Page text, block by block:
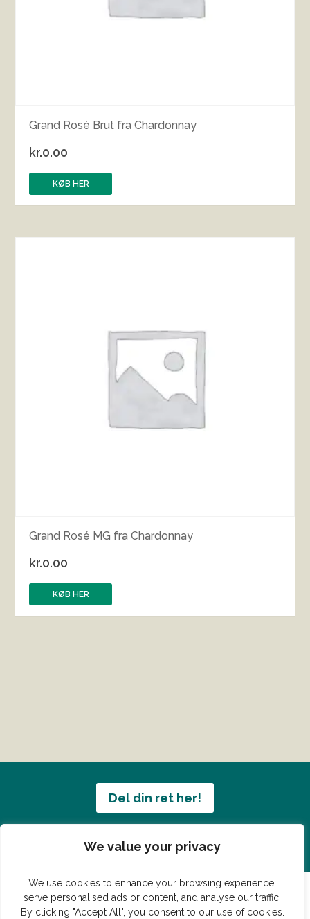
We value your privacy
We use cookies to enhance your browsing experience,
serve personalised ads or content, and analyse our traffic.
By clicking "Accept All", you consent to our use of cookies.
Grand Rosé Brut fra Chardonnay
kr.0.00
KØB HER
Grand Rosé MG fra Chardonnay
kr.0.00
KØB HER
Del din ret her!
Har du en konge ret du vil dele?
© Vildmedmad.dk 2019. God og nem mad!